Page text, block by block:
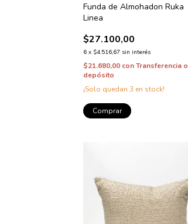
Funda de Almohadon Ruka
Linea
$27.100,00
6 x $4.516,67 sin interés
$21.680,00 con Transferencia o
depósito
¡Solo quedan3 en stock!
Comprar